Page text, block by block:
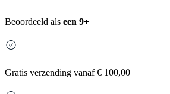
Beoordeeld als een 9+
Gratis verzending vanaf € 100,00